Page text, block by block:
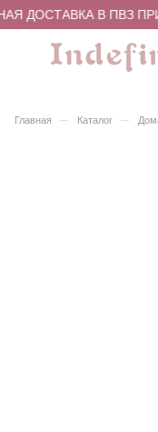
ДОСТАВКА В ПВЗ
Главная – Каталог –